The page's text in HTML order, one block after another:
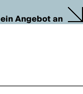
Angebot an